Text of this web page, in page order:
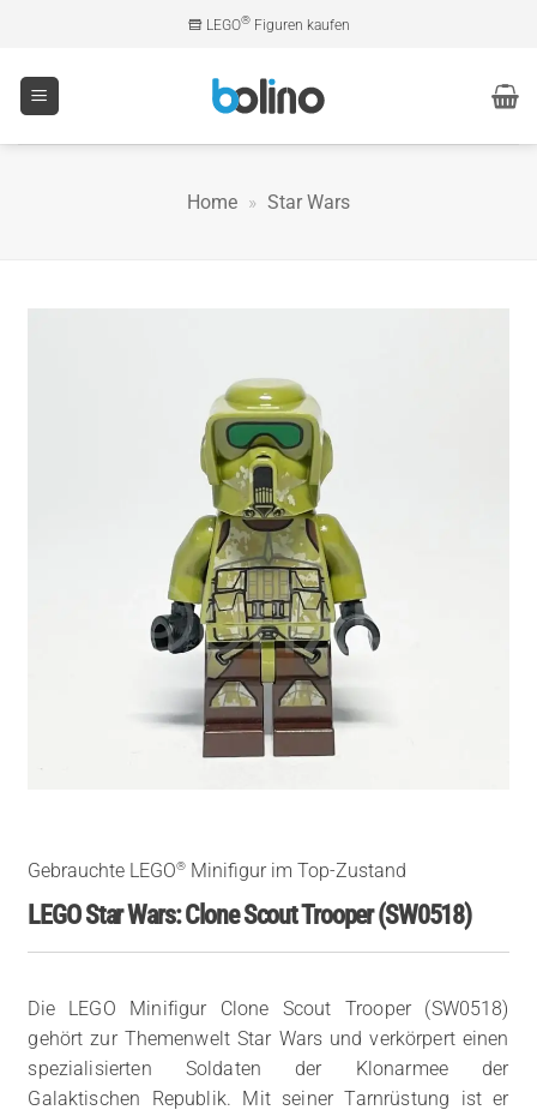
springen
LEGO®Figuren kaufen
Home » Star Wars
Gebrauchte LEGO® Minifigur im Top-Zustand
LEGO Star Wars: Clone Scout Trooper (SW0518)
Die LEGO Minifigur Clone Scout Trooper (SW0518)
gehört zur Themenwelt Star Wars und verkörpert einen
spezialisierten Soldaten der Klonarmee der
Galaktischen Republik. Mit seiner Tarnrüstung ist er